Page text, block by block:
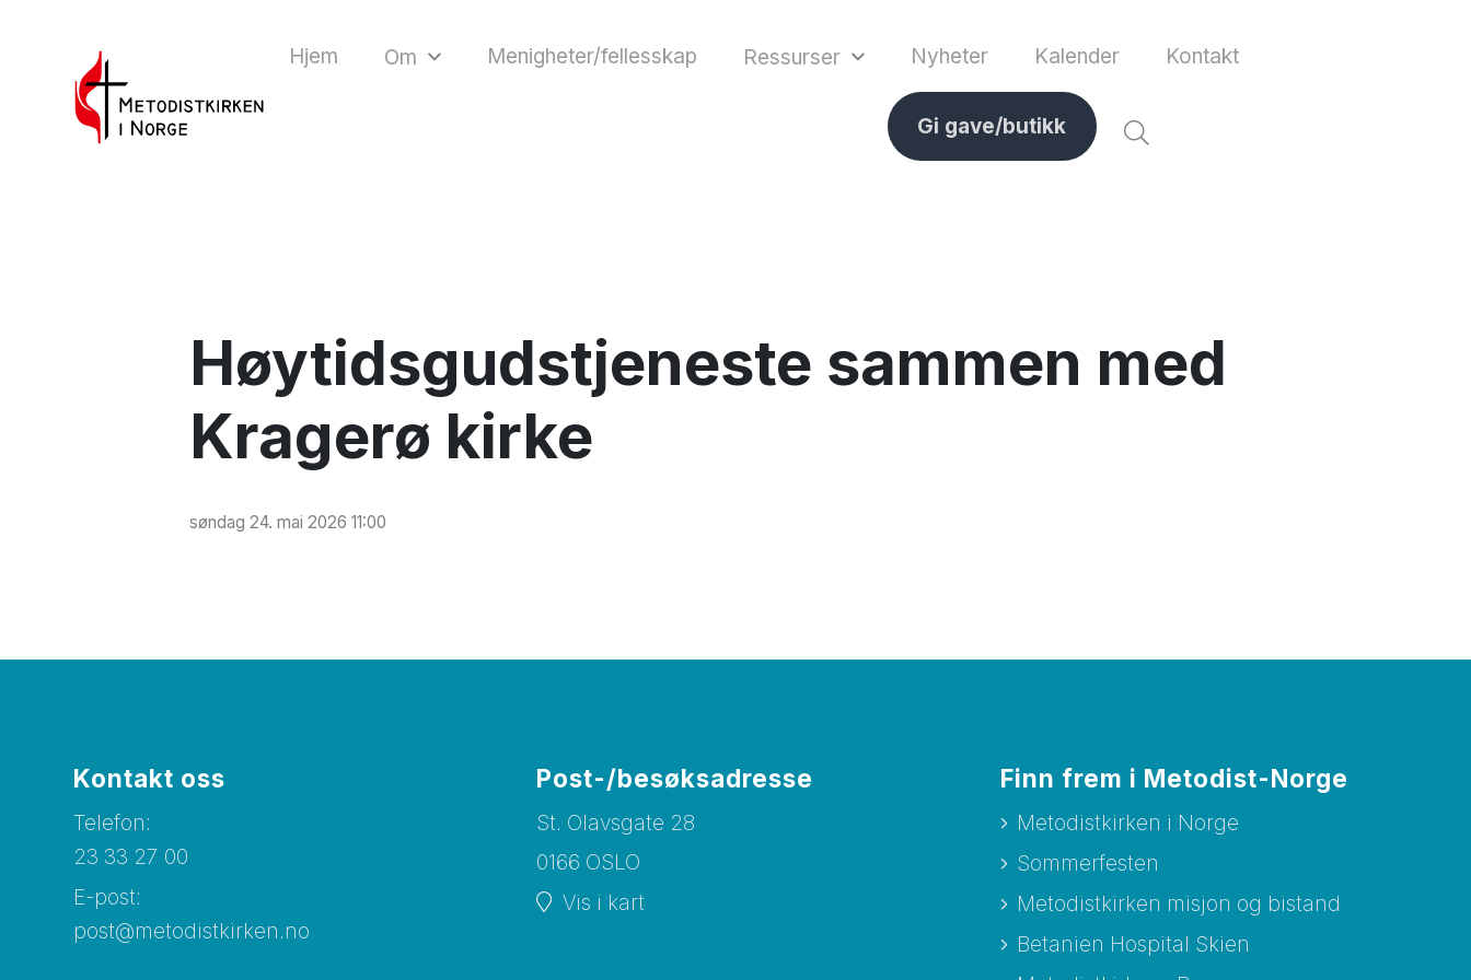
Hjem Om Menigheter/fellesskap Ressurser Nyheter Kalender Kontakt
Gi gave/butikk
Høytidsgudstjeneste sammen med
Kragerø kirke
søndag 24. mai 2026 11:00
Kontakt oss
Telefon:
23 33 27 00
E-post:
post@metodistkirken.no
Post-/besøksadresse
St. Olavsgate 28
0166 OSLO
Vis i kart
Finn frem i Metodist-Norge
Metodistkirken i Norge
Sommerfesten
Metodistkirken misjon og bistand
Betanien Hospital Skien